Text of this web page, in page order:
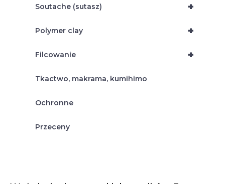
+
Soutache (sutasz)
+
Polymer clay
+
Filcowanie
Tkactwo, makrama, kumihimo
Ochronne
Przeceny